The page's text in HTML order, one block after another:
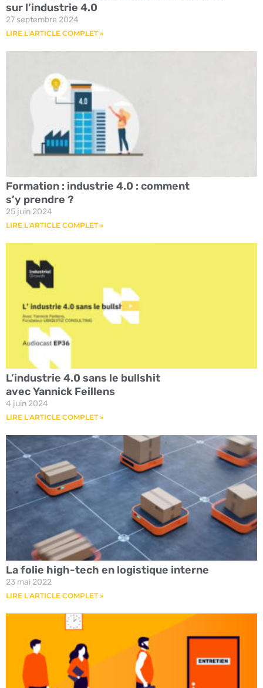
sur l’industrie 4.0
27 septembre 2024
LIRE L'ARTICLE COMPLET »
Formation : industrie 4.0 : comment
s’y prendre ?
25 juin 2024
LIRE L'ARTICLE COMPLET »
L’industrie 4.0 sans le bullshit
avec Yannick Feillens
4 juin 2024
LIRE L'ARTICLE COMPLET »
La folie high-tech en logistique interne
23 mai 2022
LIRE L'ARTICLE COMPLET »